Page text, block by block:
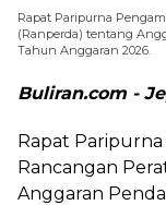
Rapat Paripurna
(Ranperda) tentang
Tahun Anggaran 2026.
Buliran.com -
Rapat
Rancangan
Anggaran